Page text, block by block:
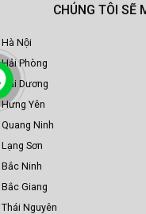
CHÚNG TÔI SẼ
Hà Nội
Hải Phòng
Hải Dương
Hưng Yên
Quang Ninh
Lạng Sơn
Bắc Ninh
Bắc Giang
Thái Nguyên